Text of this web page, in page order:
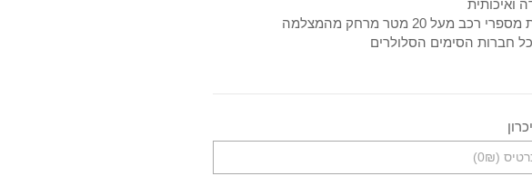
ואיכותית
רכב מעל 20 מטר מרחק מהמצלמה
חברות הסימים הסלולרים